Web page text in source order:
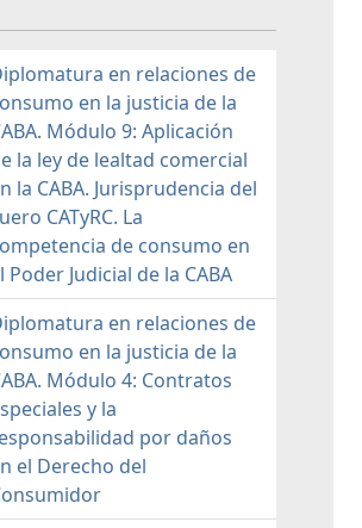
en relaciones de
en la justicia de la
Módulo 9: Aplicación
la ley de lealtad comercial
la CABA. Jurisprudencia del
CATyRC. La
de consumo en
Poder Judicial de la CABA
en relaciones de
en la justicia de la
Módulo 4: Contratos
y la
por daños
el Derecho del